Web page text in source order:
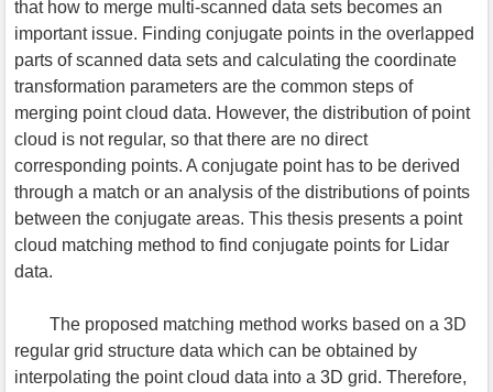
that how to merge multi-scanned data sets becomes an
important issue. Finding conjugate points in the overlapped
parts of scanned data sets and calculating the coordinate
transformation parameters are the common steps of
merging point cloud data. However, the distribution of point
cloud is not regular, so that there are no direct
corresponding points. A conjugate point has to be derived
through a match or an analysis of the distributions of points
between the conjugate areas. This thesis presents a point
cloud matching method to find conjugate points for Lidar
data.
The proposed matching method works based on a 3D
regular grid structure data which can be obtained by
interpolating the point cloud data into a 3D grid. Therefore,